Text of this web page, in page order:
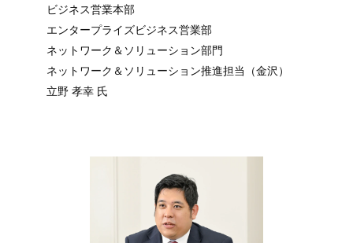
ビジネス営業本部
エンタープライズビジネス営業部
ネットワーク＆ソリューション部門
ネットワーク＆ソリューション推進担当（金沢）
立野 孝幸 氏